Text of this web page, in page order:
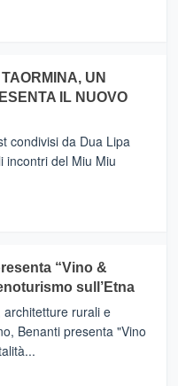
UN
IL NUOVO
condivisi da Dua Lipa
incontri del Miu Miu
“Vino &
sull’Etna
rurali e
Benanti presenta "Vino